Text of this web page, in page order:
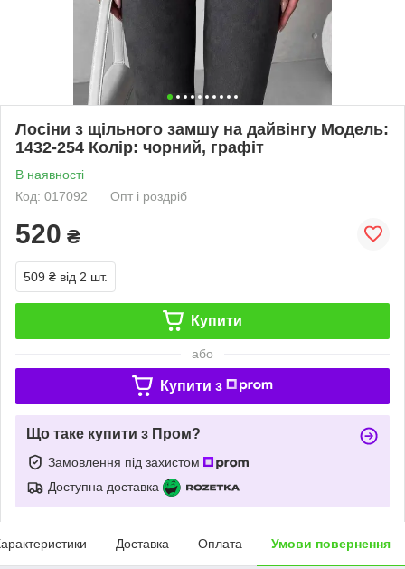
Лосіни з щільного замшу на дайвінгу Модель:
1432-254 Колір: чорний, графіт
В наявності
Код: 017092
Опт і роздріб
520 ₴
509 ₴ від 2 шт.
Купити
або
Купити з
Що таке купити з Пром?
Замовлення під захистом
Доступна доставка
Доставка Оплата Умови повернення